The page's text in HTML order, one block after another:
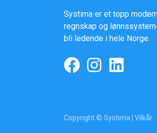
Systima er et topp
regnskap og
bli ledende i hele Norge.
Copyright © Systima | Vilkår